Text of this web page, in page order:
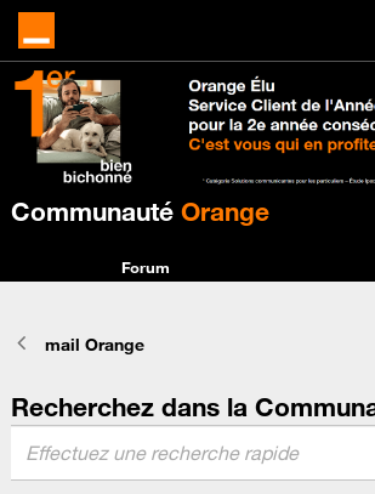
Communauté Orange
Forum
mail Orange
Recherchez dans la